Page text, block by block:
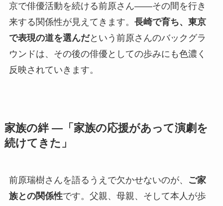
京で俳優活動を続ける前原さん――その間を行き
来する関係性が見えてきます。 長崎で育ち、東京
で表現の道を選んだという前原さんのバックグラ
ウンドは、その後の俳優としての歩みにも色濃く
反映されていきます。
家族の絆 ―「家族の応援があって演劇を
続けてきた」
前原瑞樹さんを語るうえで欠かせないのが、
ご家
族との関係性です。父親、母親、そして本人が歩